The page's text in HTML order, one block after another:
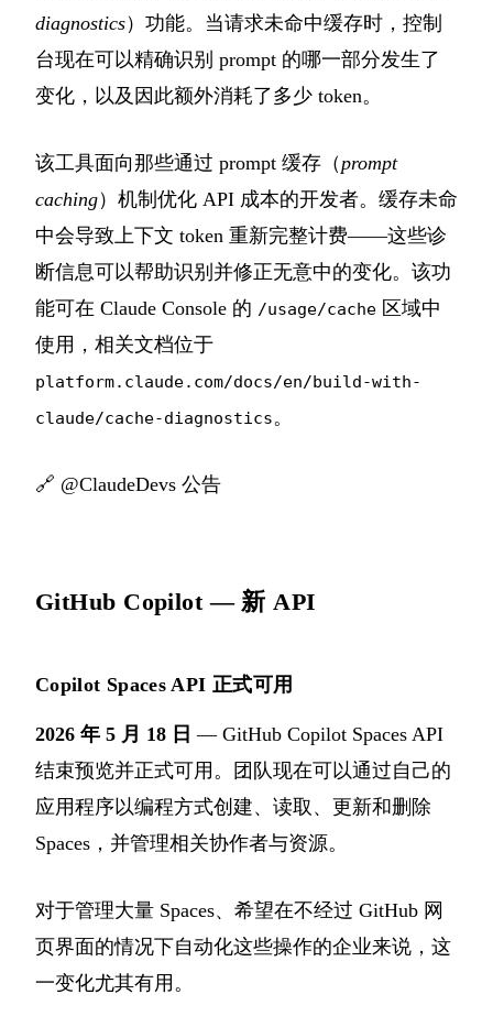
diagnostics）功能。当请求未命中缓存时，控制
台现在可以精确识别 prompt 的哪一部分发生了
变化，以及因此额外消耗了多少 token。
该工具面向那些通过 prompt 缓存（prompt
caching）机制优化 API 成本的开发者。缓存未命
中会导致上下文 token 重新完整计费——这些诊
断信息可以帮助识别并修正无意中的变化。该功
能可在 Claude Console 的 /usage/cache 区域中
使用，相关文档位于
platform.claude.com/docs/en/build-with-
claude/cache-diagnostics。
🔗 @ClaudeDevs 公告
GitHub Copilot — 新 API
Copilot Spaces API 正式可用
2026 年 5 月 18 日 — GitHub Copilot Spaces API
结束预览并正式可用。团队现在可以通过自己的
应用程序以编程方式创建、读取、更新和删除
Spaces，并管理相关协作者与资源。
对于管理大量 Spaces、希望在不经过 GitHub 网
页界面的情况下自动化这些操作的企业来说，这
一变化尤其有用。